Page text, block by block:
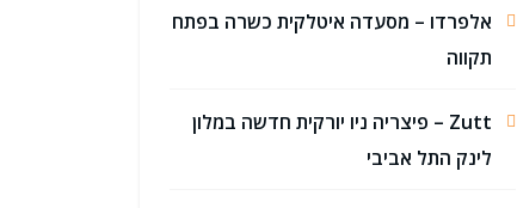
אלפרדו – מסעדה איטלקית כשרה בפתח
תקווה
Zutt – פיצריה ניו יורקית חדשה במלון
לינק התל אביבי